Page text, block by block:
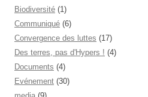
Biodiversité (1)
Communiqué (6)
Convergence des luttes (17)
Des terres, pas d'Hypers ! (4)
Documents (4)
Evénement (30)